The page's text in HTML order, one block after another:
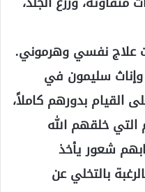
علاج نفسي وهرموني.
سليمون في
القيام بدورهم كاملاً،
التي خلقهم الله
شعور يأخذ
بالتخلي عن